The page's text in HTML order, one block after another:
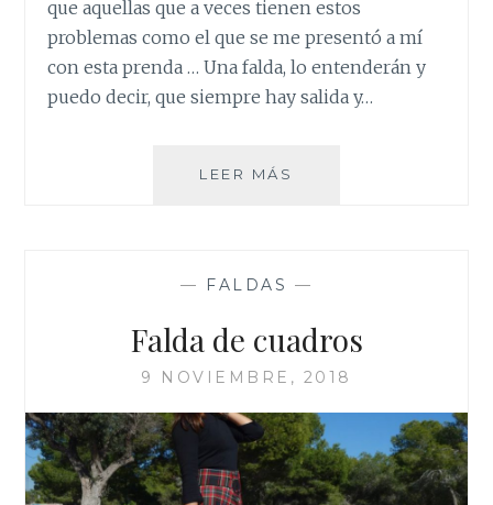
que aquellas que a veces tienen estos
problemas como el que se me presentó a mí
con esta prenda … Una falda, lo entenderán y
puedo decir, que siempre hay salida y…
LEER MÁS
— FALDAS —
Falda de cuadros
9 NOVIEMBRE, 2018